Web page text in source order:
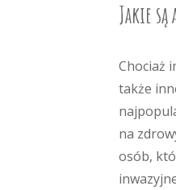
Jakie
Chociaż
także
na
osób,